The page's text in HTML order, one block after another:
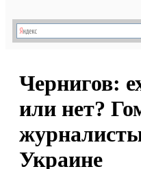
Чернигов:
или нет?
Украине